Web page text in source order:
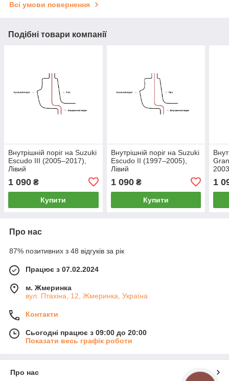
Всі умови повернення
Подібні товари компанії
Внутрішній поріг на Suzuki
Escudo III (2005–2017),
Лівий
1 090 ₴
Купити
Внутрішній поріг на Suzuki
Escudo II (1997–2005),
Лівий
1 090₴
Купити
1
Про нас
87% позитивних з 48 відгуків за рік
Працює з 07.02.2024
м. Жмеринка
вул. Птахіна, 12, Жмеринка, Україна
Контакти
Сьогодні працює з 09:00 до 20:00
Показати весь графік роботи
Про нас